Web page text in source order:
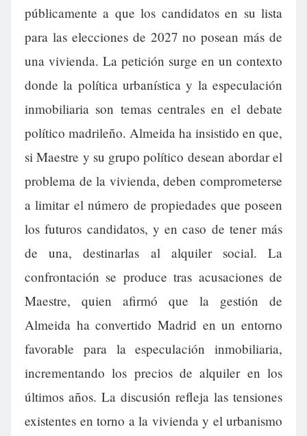
públicamente a que los candidatos en su lista
para las elecciones de 2027 no posean más de
una vivienda. La petición surge en un contexto
donde la política urbanística y la especulación
inmobiliaria son temas centrales en el debate
político madrileño. Almeida ha insistido en que,
si Maestre y su grupo político desean abordar el
problema de la vivienda, deben comprometerse
a limitar el número de propiedades que poseen
los futuros candidatos, y en caso de tener más
de una, destinarlas al alquiler social. La
confrontación se produce tras acusaciones de
Maestre, quien afirmó que la gestión de
Almeida ha convertido Madrid en un entorno
favorable para la especulación inmobiliaria,
incrementando los precios de alquiler en los
últimos años. La discusión refleja las tensiones
existentes en torno a la vivienda y el urbanismo